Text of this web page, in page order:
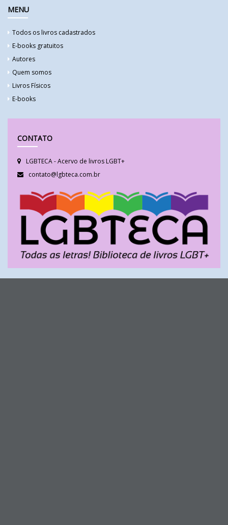
MENU
Todos os livros cadastrados
E-books gratuitos
Autores
Quem somos
Livros Físicos
E-books
CONTATO
LGBTECA - Acervo de livros LGBT+
contato@lgbteca.com.br